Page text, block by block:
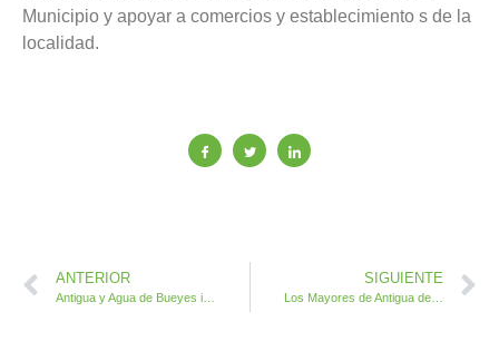
Municipio y apoyar a comercios y establecimiento s de la
localidad.
ANTERIOR SIGUIENTE
Los Mayores de Antigua devuelven la visita a los Mayores de La Oliva